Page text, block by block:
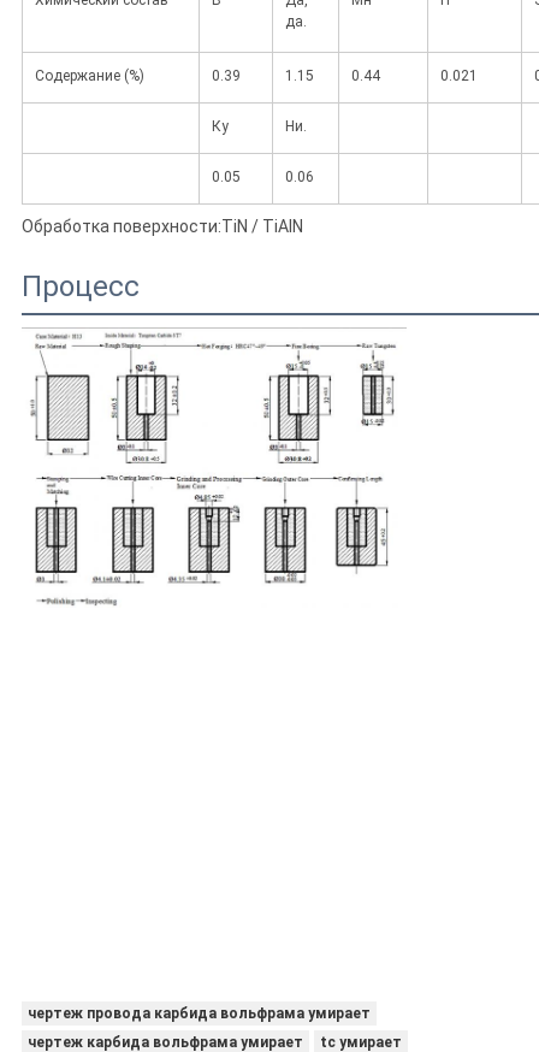
да.
Содержание (%) 0.39 1.15 0.44 0.021
Ку Ни.
0.05 0.06
Обработка поверхности:TiN / TiAlN
Процесс
чертеж провода карбида вольфрама умирает
чертеж карбида вольфрама умирает
tc умирает